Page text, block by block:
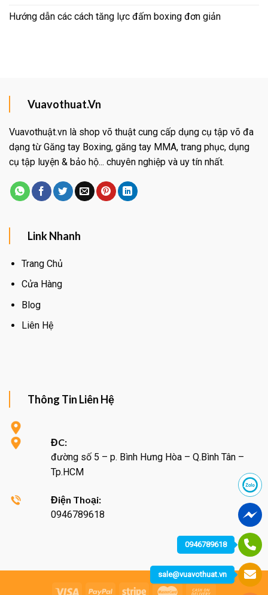
Hướng dẫn các cách tăng lực đấm boxing đơn giản
Vuavothuat.Vn
Vuavothuật.vn là shop võ thuật cung cấp dụng cụ tập võ đa
dạng từ Găng tay Boxing, găng tay MMA, trang phục, dụng
cụ tập luyện & bảo hộ... chuyên nghiệp và uy tín nhất.
Link Nhanh
Trang Chủ
Cửa Hàng
Blog
Liên Hệ
Thông Tin Liên Hệ
ĐC:
đường số 5 – p. Bình Hưng Hòa – Q.Bình Tân –
Tp.HCM
Điện Thoại:
0946789618
0946789618
sale@vuavothuat.vn